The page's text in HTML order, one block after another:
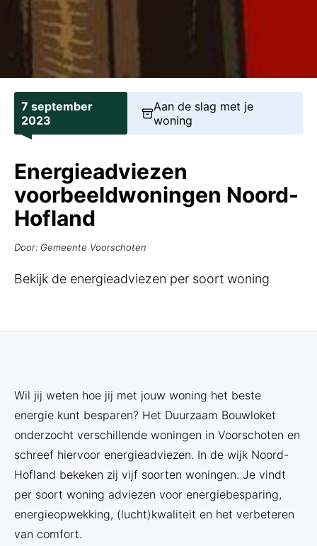
7 september
2023
Aan de slag met je
woning
Energieadviezen
voorbeeldwoningen Noord-
Hofland
Door: Gemeente Voorschoten
Bekijk de energieadviezen per soort woning
Wil jij weten hoe jij met jouw woning het beste
energie kunt besparen? Het Duurzaam Bouwloket
onderzocht verschillende woningen in Voorschoten en
schreef hiervoor energieadviezen. In de wijk Noord-
Hofland bekeken zij vijf soorten woningen. Je vindt
per soort woning adviezen voor energiebesparing,
energieopwekking, (lucht)kwaliteit en het verbeteren
van comfort.